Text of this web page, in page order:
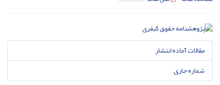
مقالات آماده انتشار
شماره جاری